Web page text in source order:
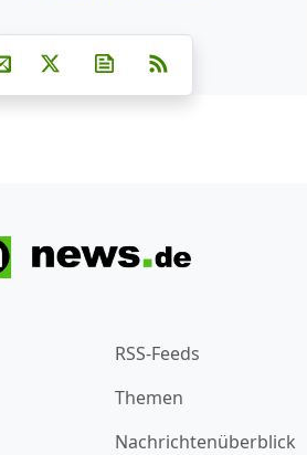
auf Facebook
Teilen auf Whatsapp
Teilen auf Telegram
auf Pinterest
Per E-Mail teilen
Post auf XNewsletter abonnieren
RSS-Feeds
Themen
Nachrichtenüberblick